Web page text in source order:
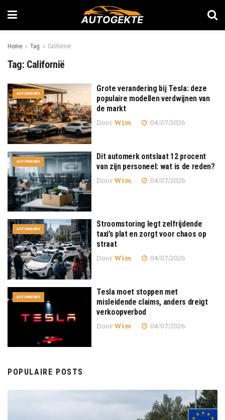
Home Tag Californië
Tag: Californië
AUTONIEUWS
Grote verandering bij Tesla: deze
populaire modellen verdwijnen van
de markt
Door Wim 04/07/2026
AUTONIEUWS
Dit automerk ontslaat 12 procent
van zijn personeel: wat is de reden?
Door Wim 04/07/2026
AUTONIEUWS
Stroomstoring legt zelfrijdende
taxi’s plat en zorgt voor chaos op
straat
Door Wim 04/07/2026
AUTONIEUWS
Tesla moet stoppen met
misleidende claims, anders dreigt
verkoopverbod
Door Wim 04/07/2026
POPULAIRE POSTS